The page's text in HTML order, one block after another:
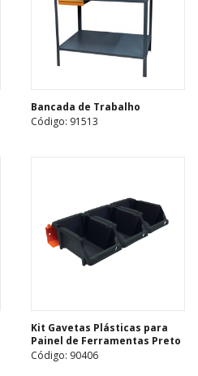
Bancada de Trabalho
Código: 91513
Kit Gavetas Plásticas para
Painel de Ferramentas Preto
Código: 90406